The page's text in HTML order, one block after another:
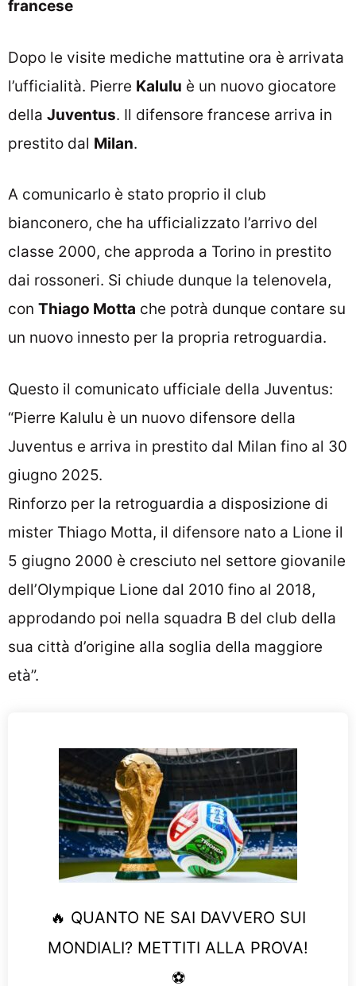
francese
Dopo le visite mediche mattutine ora è arrivata
l’ufficialità. Pierre Kalulu è un nuovo giocatore
della Juventus. Il difensore francese arriva in
prestito dal Milan.
A comunicarlo è stato proprio il club
bianconero, che ha ufficializzato l’arrivo del
classe 2000, che approda a Torino in prestito
dai rossoneri. Si chiude dunque la telenovela,
con Thiago Motta che potrà dunque contare su
un nuovo innesto per la propria retroguardia.
Questo il comunicato ufficiale della Juventus:
“Pierre Kalulu è un nuovo difensore della
Juventus e arriva in prestito dal Milan fino al 30
giugno 2025.
Rinforzo per la retroguardia a disposizione di
mister Thiago Motta, il difensore nato a Lione il
5 giugno 2000 è cresciuto nel settore giovanile
dell’Olympique Lione dal 2010 fino al 2018,
approdando poi nella squadra B del club della
sua città d’origine alla soglia della maggiore
età”.
🔥 QUANTO NE SAI DAVVERO SUI
MONDIALI? METTITI ALLA PROVA!
⚽